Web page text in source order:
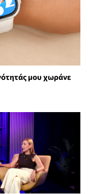
μου χωράνε